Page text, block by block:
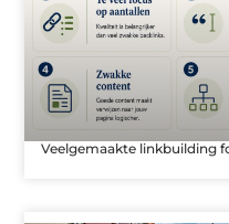
Veelgemaakte linkbuilding